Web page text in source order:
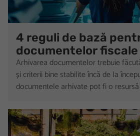
4 reguli de bază
documentelor fiscale
Arhivarea documentelor trebuie
și criterii bine stabilite încă de la
documentele arhivate pot fi o